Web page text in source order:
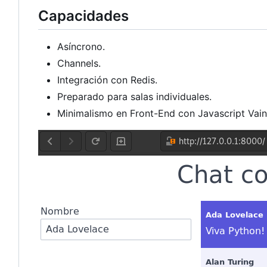
Capacidades
Asíncrono.
Channels.
Integración con Redis.
Preparado para salas individuales.
Minimalismo en Front-End con Javascript